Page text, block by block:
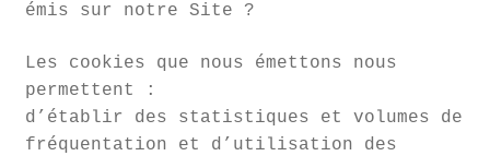
émis sur notre Site ?
Les cookies que nous émettons nous
permettent :
d’établir des statistiques et volumes de
fréquentation et d’utilisation des